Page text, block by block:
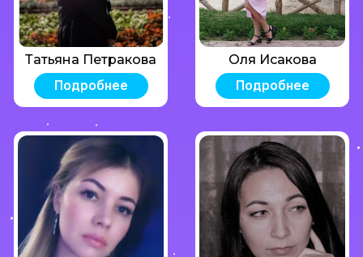
Татьяна Петракова
Подробнее
Оля Исакова
Подробнее